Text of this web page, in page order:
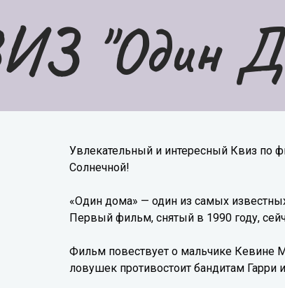
"Один
Увлекательный и интересный Квиз по
Солнечной!
«Один дома» — один из самых
Первый фильм, снятый в 1990 году,
Фильм повествует о мальчике Кевине
ловушек противостоит бандитам Гарри